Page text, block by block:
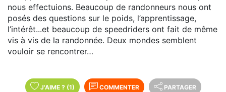
nous effectuions. Beaucoup de randonneurs nous ont
posés des questions sur le poids, l’apprentissage,
l’intérêt...et beaucoup de speedriders ont fait de même
vis à vis de la randonnée. Deux mondes semblent
vouloir se rencontrer…
J'AIME ? (1) COMMENTER PARTAGER